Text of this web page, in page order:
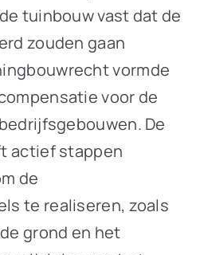
tuinbouw vast dat de
zouden gaan
vormde
voor de
De
actief stappen
de
te realiseren, zoals
grond en het